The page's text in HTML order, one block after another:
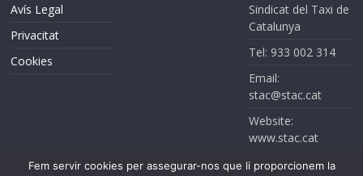
Avís Legal
Privacitat
Cookies
Sindicat del Taxi de
Catalunya
Tel: 933 002 314
Email:
stac@stac.cat
Website:
www.stac.cat
Fem servir cookies per assegurar-nos que li proporcionem la